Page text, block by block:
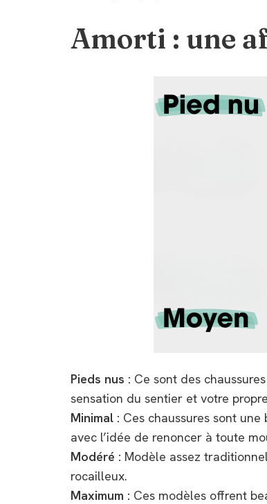
Amorti : une
Pieds nus : Ce sont des
sensation du sentier et votre
Minimal : Ces chaussures sont
avec l’idée de renoncer à toute
Modéré : Modèle assez
rocailleux.
Maximum : Ces modèles offrent